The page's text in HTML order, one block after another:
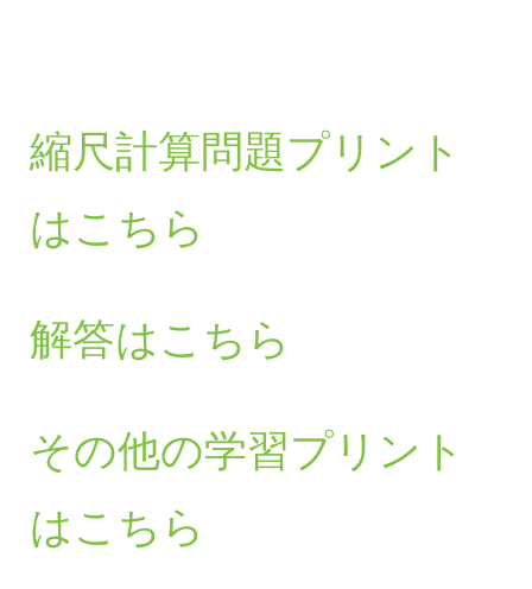
縮尺計算問題プリント
はこちら
解答はこちら
その他の学習プリント
はこちら